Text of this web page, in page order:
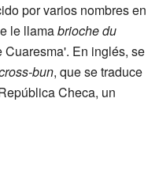
por varios nombres en
le llamabrioche du
En inglés, se
bun, que se traduce
Checa, un